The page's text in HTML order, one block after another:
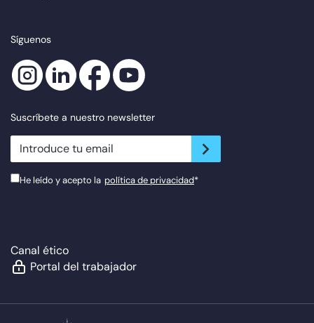
Síguenos
Suscríbete a nuestro newsletter
newsletter.suscribe
He leído y acepto la política de privacidad*
Canal ético
Portal del trabajador